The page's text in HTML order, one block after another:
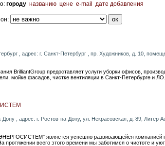
городу названию цене e-mail дате добавления
, адрес: г. Санкт-Петербург , пр. Художников, д. 10,
BrilliantGroup предоставляет услуги уборки офисов,
мойке фасадов, чистке вентиляции в Санкт-Петербурге и ЛО.
Дону , адрес: г. Ростов-на-Дону, ул. Некрасовская, д. 89, Литер
является успешно развивающейся компанией
протяжении всего этого времени мы заботимся о чистоте и